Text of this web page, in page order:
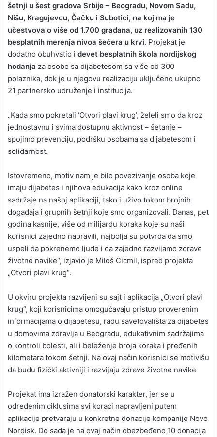
šetnji u šest gradova Srbije – Beogradu, Novom Sadu,
Nišu, Kragujevcu, Čačku i Subotici, na kojima je
učestvovalo više od 1.700 građana, uz realizovanih 130
besplatnih merenja nivoa šećera u krvi. Projekat je
dodatno obuhvatio i devet besplatnih škola nordijskog
hodanja za osobe sa dijabetesom sa više od 300
polaznika, dok je u njegovu realizaciju uključeno ukupno
21 partnersko udruženje i institucija.
„Kada smo pokretali ‘Otvori plavi krug’, želeli smo da kroz
jednostavnu i svima dostupnu aktivnost – šetanje –
spojimo prevenciju, podršku osobama sa dijabetesom i
solidarnost.
Istovremeno, motiv nam je bilo povezivanje osoba koje
imaju dijabetes i njihova edukacija kako kroz online
sadržaje na našoj aplikaciji, tako i uživo tokom brojnih
događaja i grupnih šetnji koje smo organizovali. Danas, pet
godina kasnije, više od milijardu koraka koje su naši
korisnici zajedno napravili, najbolja su potvrda da smo
uspeli da pokrenemo ljude i da zajedno razvijamo zdrave
životne navike“, izjavio je Miloš Cicmil, ispred projekta
„Otvori plavi krug“.
U okviru projekta razvijeni su sajt i aplikacija „Otvori plavi
krug“, koji korisnicima omogućavaju pristup proverenim
informacijama o dijabetesu, radu savetovališta za dijabetes
u domovima zdravlja u Beogradu, edukativnim sadržajima
o kontroli bolesti, ali i beleženje broja koraka i pređenih
kilometara tokom šetnji. Na ovaj način korisnici se motivišu
da budu fizički aktivniji i razvijaju zdrave životne navike
Projekat ima izražen donatorski karakter, jer se u
određenim ciklusima svi koraci napravljeni putem
aplikacije pretvaraju u konkretne donacije kompanije Novo
Nordisk. Do sada je na ovaj način obezbeđeno 10 donacija